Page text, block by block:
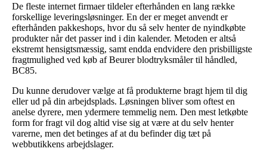
De fleste internet firmaer tildeler efterhånden en lang række
forskellige leveringsløsninger. En der er meget anvendt er
efterhånden pakkeshops, hvor du så selv henter de nyindkøbte
produkter når det passer ind i din kalender. Metoden er altså
ekstremt hensigtsmæssig, samt endda endvidere den prisbilligste
fragtmulighed ved køb af Beurer blodtryksmåler til håndled,
BC85.
Du kunne derudover vælge at få produkterne bragt hjem til dig
eller ud på din arbejdsplads. Løsningen bliver som oftest en
anelse dyrere, men ydermere temmelig nem. Den mest letkøbte
form for fragt vil dog altid vise sig at være at du selv henter
varerne, men det betinges af at du befinder dig tæt på
webbutikkens arbejdslager.